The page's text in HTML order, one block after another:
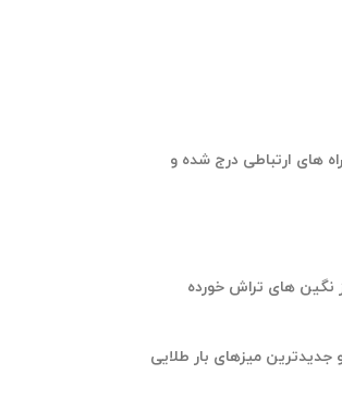
های ارتباطی درج شده و
نگین های تراش خورده
میزهای بار طلایی